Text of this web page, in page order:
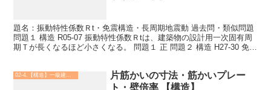
題名：振動特性係数Ｒt・免震構造・長周期地震動 過去問・類似問題
問題１ 構造 R05-07 振動特性係数Ｒtは、建築物の設計用一次固有周
期Ｔが長くなるほど小さくなる。 問題１ 正 問題２ 構造 H27-30 免震
02-4.【構造】一級建築士
片筋かいの寸法・筋かいプレー
ト・壁倍率 【構造】